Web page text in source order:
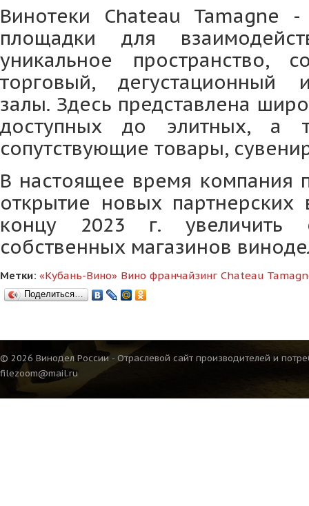
Винотеки Chateau Tamagne
площадки для
уникальное пространство,
торговый, дегустационный
залы. Здесь представлена
доступных до элитных, а
сопутствующие товары,
В настоящее время компания
открытие новых партнерских
концу 2023 г. увеличить
собственных магазинов
Метки: «Кубань-Вино» Вино франчайзинг Chateau
Поделиться…
© 2026 Винодел России - Отраслевой сайт производителей и
filezoom@mail.ru